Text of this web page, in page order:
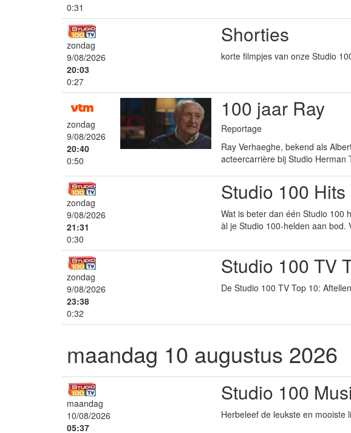
0:31
zondag
9/08/2026
20:03
0:27
Shorties
korte filmpjes van onze Studio
zondag
9/08/2026
20:40
0:50
100 jaar Ray
Reportage
Ray Verhaeghe, bekend als
acteercarrière bij Studio Herman
zondag
9/08/2026
21:31
0:30
Studio 100 Hits
Wat is beter dan één Studio 100
àl je Studio 100-helden aan bod.
zondag
9/08/2026
23:38
0:32
Studio 100 TV
De Studio 100 TV Top 10:
maandag 10 augustus 2026
maandag
10/08/2026
05:37
Studio 100
Herbeleef de leukste en mooiste